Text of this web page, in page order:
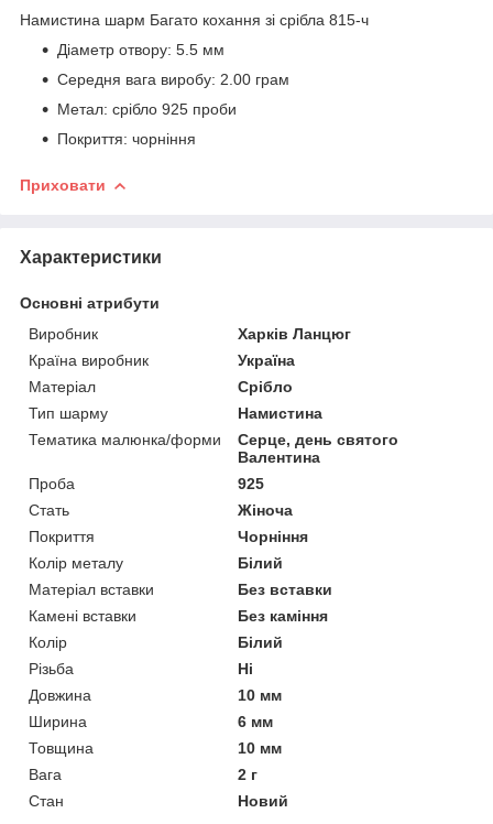
Намистина шарм Багато кохання зі срібла 815-ч
Діаметр отвору: 5.5 мм
Середня вага виробу: 2.00 грам
Метал: срібло 925 проби
Покриття: чорніння
Приховати
Характеристики
Основні атрибути
Виробник
Харків Ланцюг
Країна виробник
Україна
Матеріал
Срібло
Тип шарму
Намистина
Тематика малюнка/форми
Серце, день святого
Валентина
Проба
925
Стать
Жіноча
Покриття
Чорніння
Колір металу
Білий
Матеріал вставки
Без вставки
Камені вставки
Без каміння
Колір
Білий
Різьба
Ні
Довжина
10 мм
Ширина
6 мм
Товщина
10 мм
Вага
2 г
Стан
Новий